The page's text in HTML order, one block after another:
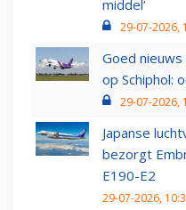
middel’
29-07-2026,
Goed
op Schiphol:
29-07-2026,
Japanse
bezorgt
E190-E2
29-07-2026,